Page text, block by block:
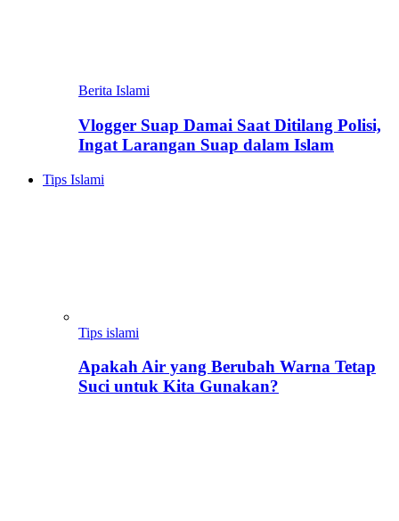
Berita Islami
Vlogger Suap Damai Saat Ditilang Polisi,
Ingat Larangan Suap dalam Islam
Tips Islami
Tips islami
Apakah Air yang Berubah Warna Tetap
Suci untuk Kita Gunakan?